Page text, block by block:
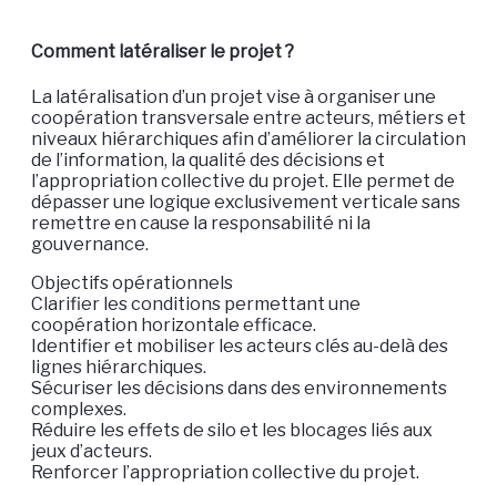
Comment latéraliser le projet ?
La latéralisation d’un projet vise à organiser une
coopération transversale entre acteurs, métiers et
niveaux hiérarchiques afin d’améliorer la circulation
de l’information, la qualité des décisions et
l’appropriation collective du projet. Elle permet de
dépasser une logique exclusivement verticale sans
remettre en cause la responsabilité ni la
gouvernance.
Objectifs opérationnels
Clarifier les conditions permettant une
coopération horizontale efficace.
Identifier et mobiliser les acteurs clés au-delà des
lignes hiérarchiques.
Sécuriser les décisions dans des environnements
complexes.
Réduire les effets de silo et les blocages liés aux
jeux d’acteurs.
Renforcer l’appropriation collective du projet.